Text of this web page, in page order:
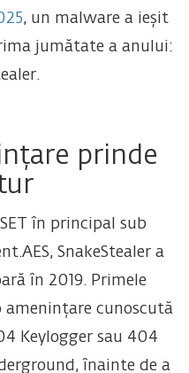
, un malware a ieșit
jumătate a anului:
prinde
în principal sub
SnakeStealer a
în 2019. Primele
cunoscută
Keylogger sau 404
înainte de a